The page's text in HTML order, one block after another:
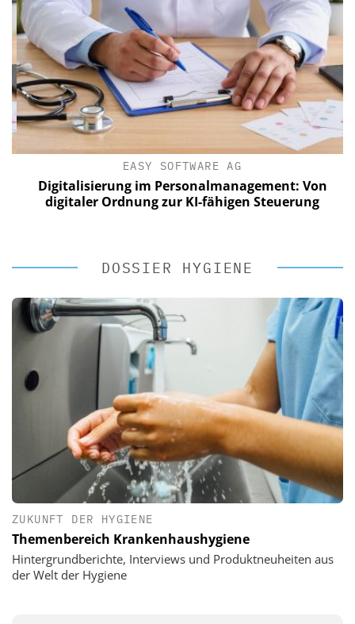
EASY SOFTWARE AG
Digitalisierung im Personalmanagement: Von
digitaler Ordnung zur KI-fähigen Steuerung
DOSSIER HYGIENE
ZUKUNFT DER HYGIENE
Themenbereich Krankenhaushygiene
Hintergrundberichte, Interviews und Produktneuheiten aus
der Welt der Hygiene